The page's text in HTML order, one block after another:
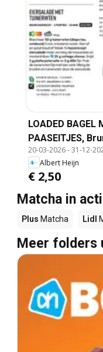
LOADED BAGEL
PAASEITJES,
20-03-2026-31-12-
Albert Heijn
€ 2,50
Matcha in
Plus Matcha Lidl
Meer folders